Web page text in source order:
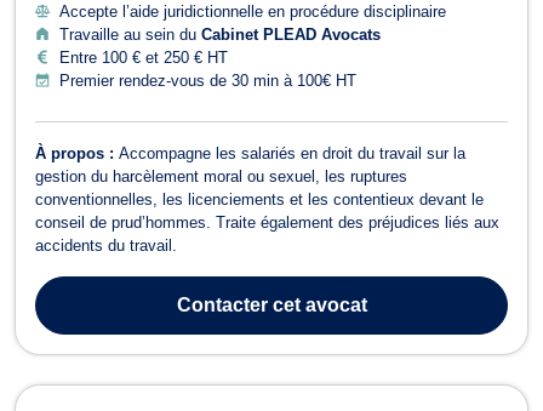
Accepte l’aide juridictionnelle en procédure disciplinaire
Travaille au sein du Cabinet PLEAD Avocats
Entre 100 € et 250 € HT
Premier rendez-vous de 30 min à 100€ HT
À propos : Accompagne les salariés en droit du travail sur la
gestion du harcèlement moral ou sexuel, les ruptures
conventionnelles, les licenciements et les contentieux devant le
conseil de prud’hommes. Traite également des préjudices liés aux
accidents du travail.
Contactercet avocat